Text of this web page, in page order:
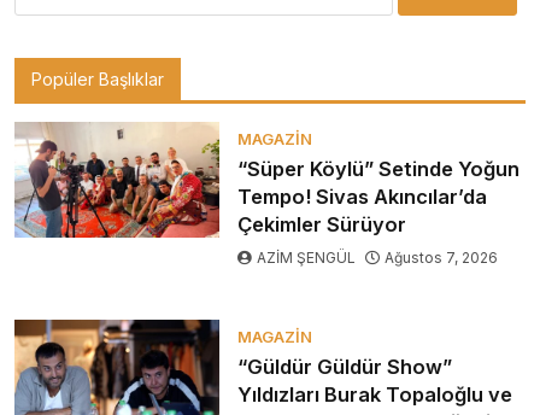
Popüler Başlıklar
MAGAZIN
“Süper Köylü” Setinde Yoğun
Tempo! Sivas Akıncılar’da
Çekimler Sürüyor
AZİM ŞENGÜL Ağustos 7, 2026
MAGAZIN
“Güldür Güldür Show”
Yıldızları Burak Topaloğlu ve